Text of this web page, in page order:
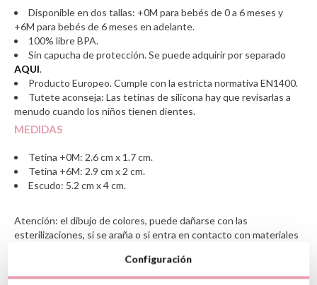
Disponible en dos tallas: +0M para bebés de 0 a 6 meses y
+6M para bebés de 6 meses en adelante.
100% libre BPA.
Sin capucha de protección.Se puede adquirir por separado
AQUI.
Producto Europeo. Cumple con la estricta normativa EN1400.
Tutete aconseja: Las tetinas de silicona hay que revisarlas a
menudo cuando los niños tienen dientes.
MEDIDAS
Tetina +0M: 2.6 cm x 1.7 cm.
Tetina +6M: 2.9 cm x 2 cm.
Escudo: 5.2 cm x 4 cm.
Atención: el dibujo de colores, puede dañarse con las
esterilizaciones, si se araña o si entra en contacto con materiales
Configuración